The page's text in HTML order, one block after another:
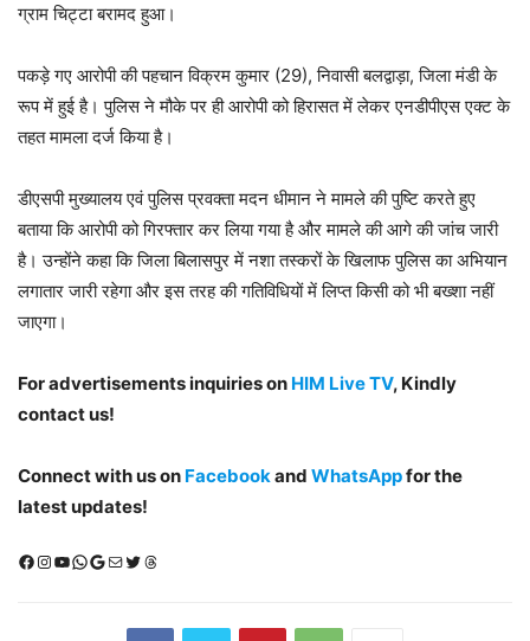
ग्राम चिट्टा बरामद हुआ।
पकड़े गए आरोपी की पहचान विक्रम कुमार (29), निवासी बलद्वाड़ा, जिला मंडी के
रूप में हुई है। पुलिस ने मौके पर ही आरोपी को हिरासत में लेकर एनडीपीएस एक्ट के
तहत मामला दर्ज किया है।
डीएसपी मुख्यालय एवं पुलिस प्रवक्ता मदन धीमान ने मामले की पुष्टि करते हुए
बताया कि आरोपी को गिरफ्तार कर लिया गया है और मामले की आगे की जांच जारी
है। उन्होंने कहा कि जिला बिलासपुर में नशा तस्करों के खिलाफ पुलिस का अभियान
लगातार जारी रहेगा और इस तरह की गतिविधियों में लिप्त किसी को भी बख्शा नहीं
जाएगा।
For advertisements inquiries on HIM Live TV, Kindly
contact us!
Connect with us on Facebookand WhatsAppfor the
latest updates!
Facebook
Instagram
YouTube
WhatsApp
Google
MailX (Twitter)
Threads